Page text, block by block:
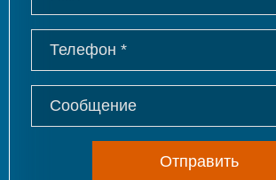
Отправить